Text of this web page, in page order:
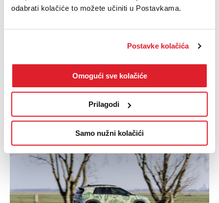
odabrati kolačiće to možete učiniti u Postavkama.
Postavke kolačića
Omogući sve kolačiće
Prilagodi
Samo nužni kolačići
Volkswagen 13.04.2026
Posebna akcija za VW
gospodarska vozila